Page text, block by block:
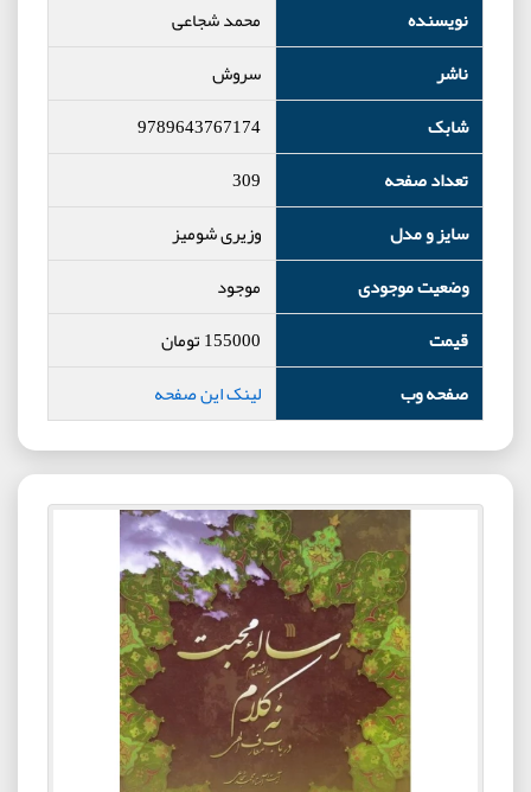
نویسنده
محمد شجاعی
ناشر
سروش
شابک
9789643767174
تعداد صفحه
309
سایز و مدل
وزیری شومیز
وضعیت موجودی
موجود
قیمت
155000تومان
صفحه وب
لینک این صفحه